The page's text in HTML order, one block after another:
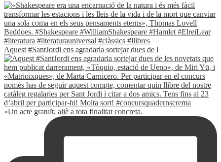
Aquest #SantJordi ens agradaria sortejar dues de l
«Un acte gratuït, aliè a tota finalitat concreta.